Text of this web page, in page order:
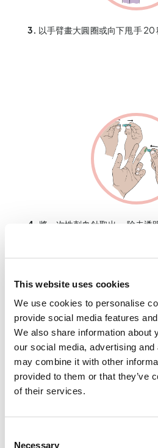
This website uses cookies
We use cookies to personalise
provide social media features
We also share information about
our social media, advertising
may combine it with other
provided to them or that they’ve
of their services.
Necessary
3. 以手臂畫大圓圈或向下甩手 20
4.
將一次性刺血針取出。 除去透
面向桌上的採集紙，將刺血針放在
刺血針的頂部推向手指，直到聽
在手指上刺一下。